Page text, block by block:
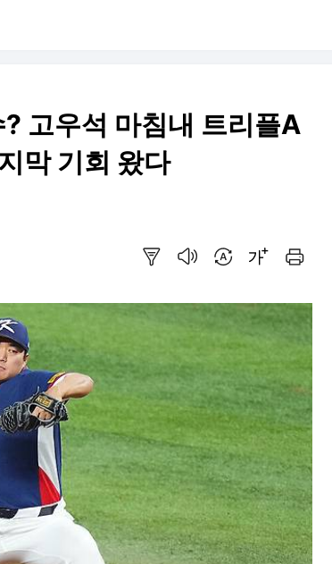
고우석 마침내 트리플A
막 기회 왔다